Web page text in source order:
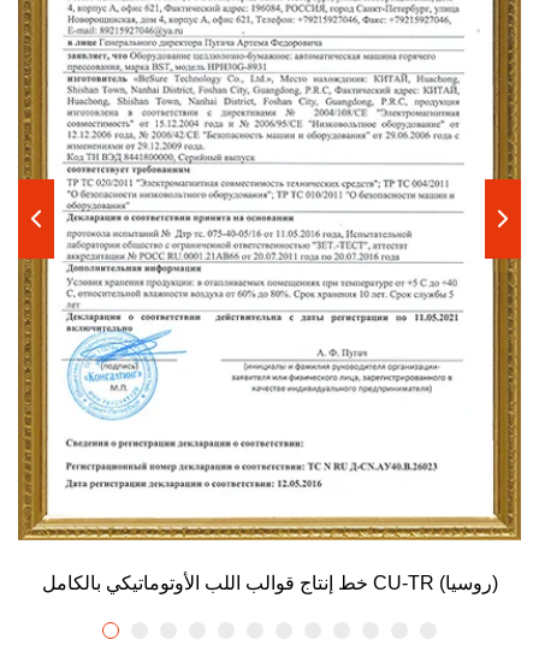
خط إنتاج قوالب اللب الأوتوماتيكي بالكامل CU-TR (روسيا)